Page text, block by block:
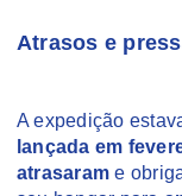
Atrasos e
A expedição
lançada em
atrasaram e